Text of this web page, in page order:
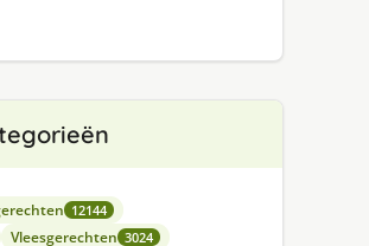
12144
Vleesgerechten 3024